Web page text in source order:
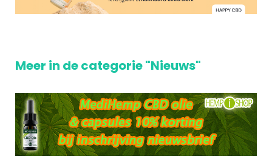
Meer in de categorie "Nieuws"